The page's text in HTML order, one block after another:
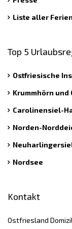
Liste aller
Top 5
Ostfriesische
Krummhörn und
Carolinensiel-
Norden-
Nordsee
Kontakt
Ostfriesland